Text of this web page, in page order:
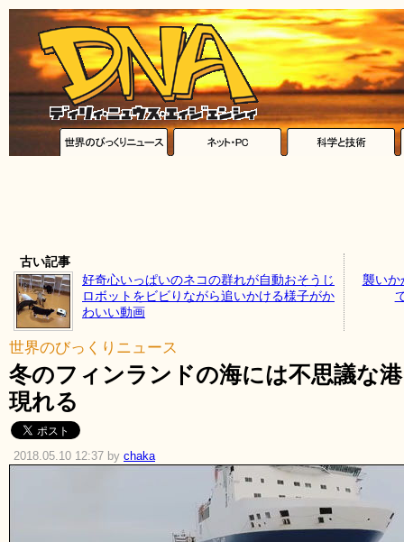
古い記事
好奇心いっぱいのネコの群れが自動おそうじ
ロボットをビビりながら追いかける様子がか
わいい動画
襲いか
世界のびっくりニュース
冬のフィンランドの海には不思議な
現れる
2018.05.10 12:37 by chaka